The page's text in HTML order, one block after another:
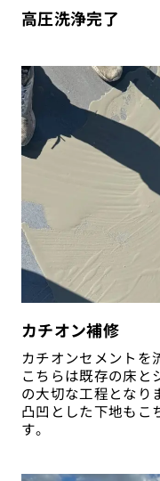
高圧洗浄完了
カチオン補修
カチオンセメントを
こちらは既存の床と
の大切な工程となり
凸凹とした下地もこ
す。